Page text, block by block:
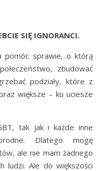
SIĘ IGNORANCI.
pomóc sprawie, o którą
zbudować
podziały, które z
większe – ku uciesze
tak jak i każde inne
Dlatego mogę
ale nie mam żadnego
ludzi. Ale do większości